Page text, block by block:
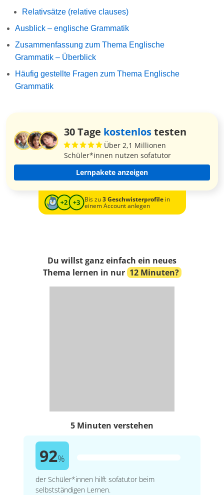
Relativsätze (relative clauses)
Ausblick – englische Grammatik
Zusammenfassung zum Thema Englische
Grammatik – Überblick
Häufig gestellte Fragen zum Thema Englische
Grammatik
30 Tage kostenlostesten
Über 2,1 Millionen
Schüler*innen nutzen sofatutor
Lernpakete anzeigen
Bis zu3 Geschwisterprofilein
einem Account anlegen
Du willst ganz einfach ein neues
Thema lernen in nur 12 Minuten?
5 Minuten verstehen
92%
der Schüler*innen hilft sofatutor beim
selbstständigen Lernen.